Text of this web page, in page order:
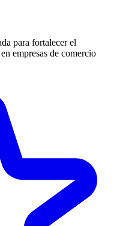
para fortalecer el
empresas de comercio